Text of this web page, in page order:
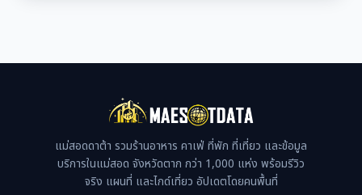
แม่สอดดาต้า รวมร้านอาหาร คาเฟ่ ที่พัก ที่เที่ยว และข้อมูล
บริการในแม่สอด จังหวัดตาก กว่า 1,000 แห่ง พร้อมรีวิว
จริง แผนที่ และไกด์เที่ยว อัปเดตโดยคนพื้นที่